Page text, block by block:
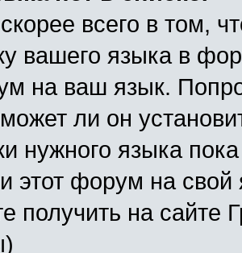
всего в том,
вашего языка в
на ваш язык.
ли он
нужного языка
этот форум на
получить на сайте